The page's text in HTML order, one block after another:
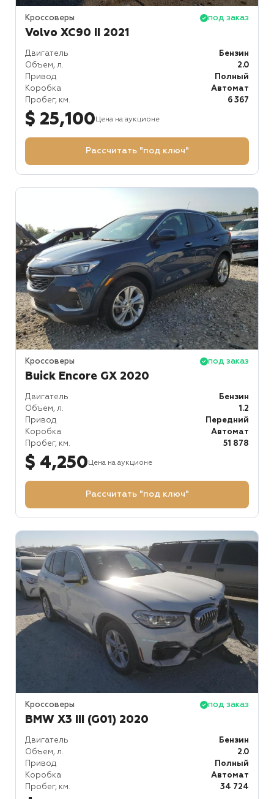
Кроссоверы под заказ
Volvo XC90 II 2021
Двигатель
Бензин
Объем, л.
2.0
Привод
Полный
Коробка
Автомат
Пробег, км.
6 367
$ 25,100 Цена на аукционе
Рассчитать "под ключ"
Кроссоверы под заказ
Buick Encore GX 2020
Двигатель
Бензин
Объем, л.
1.2
Привод
Передний
Коробка
Автомат
Пробег, км.
51 878
$ 4,250 Цена на аукционе
Рассчитать "под ключ"
Кроссоверы под заказ
BMW X3 III (G01) 2020
Двигатель
Бензин
Объем, л.
2.0
Привод
Полный
Коробка
Автомат
Пробег, км.
34 724